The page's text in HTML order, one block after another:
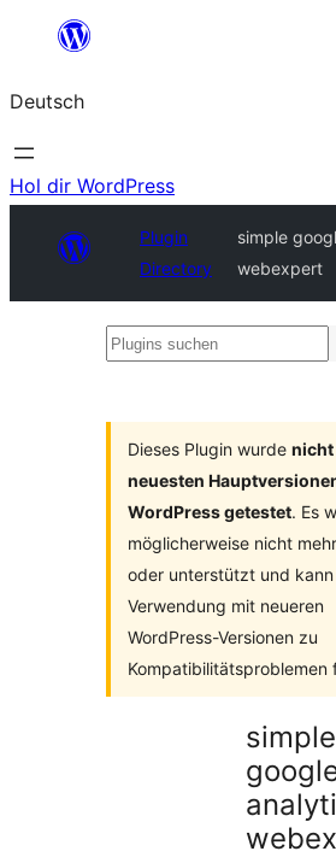
springen
Deutsch
Hol dir WordPress
Plugin
Directory
simple
webexpert
Plugins
Dieses Plugin wurde nicht
neuesten
WordPress getestet. Es
möglicherweise nicht
oder unterstützt und
Verwendung mit neueren
WordPress-Versionen zu
Kompatibilitätsproblemen
simple